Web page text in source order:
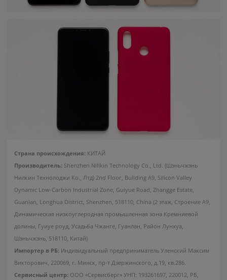
Страна происхождения: КИТАЙ
Производитель: Shenzhen Nillkin Technology Co., Ltd. (Шэньчжэнь
Нилкин Технолоджи Ко., Лтд) 2nd Floor, Building A9, Silicon Valley
Dynamic Low-Carbon Industrial Zone, Guiyue Road, Zhangge Estate,
Guanlan, Longhua District, Shenzhen, 518110, China (2 этаж, Строение А9,
Динамическая низкоуглеродная промышленная зона Кремниевой
долины, Гуиуе роуд, Усадьба Чжанге, Гуанлан, Район Лунхуа,
Шэньчжэнь, 518110, Китай)
Импортер в РБ: Индивидуальный предприниматель Уленский Максим
Викторович, 220069, г. Минск, пр-т Дзержинского, д.19, кв.286.
Сервисный центр: ООО «Сервисберг» УНП: 193261697, 220012, РБ,